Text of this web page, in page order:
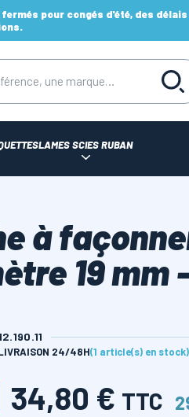
pour congés d'été, des
LAMES SCIES RUBAN
à
19 mm
24/48H(1 article(s) en stock)
34,80 € TTC